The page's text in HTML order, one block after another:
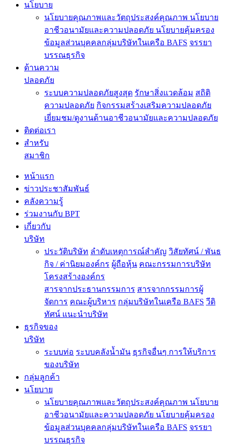
นโยบาย
นโยบายคุณภาพและวัตถุประสงค์คุณภาพ นโยบาย
อาชีวอนามัยและความปลอดภัย นโยบายคุ้มครอง
ข้อมูลส่วนบุคคลกลุ่มบริษัทในเครือ BAFS จรรยา
บรรณธุรกิจ
ด้านความ
ปลอดภัย
ระบบความปลอดภัยสูงสุด รักษาสิ่งแวดล้อม สถิติ
ความปลอดภัย กิจกรรมสร้างเสริมความปลอดภัย
เยี่ยมชม/ดูงานด้านอาชีวอนามัยและความปลอดภัย
ติดต่อเรา
สำหรับ
สมาชิก
หน้าแรก
ข่าวประชาสัมพันธ์
คลังความรู้
ร่วมงานกับ BPT
เกี่ยวกับ
บริษัท
ประวัติบริษัท ลำดับเหตุการณ์สำคัญ วิสัยทัศน์ / พันธ
กิจ / ค่านิยมองค์กร ผู้ถือหุ้น คณะกรรมการบริษัท
โครงสร้างองค์กร
สารจากประธานกรรมการ สารจากกรรมการผู้
จัดการ คณะผู้บริหาร กลุ่มบริษัทในเครือ BAFS วีดิ
ทัศน์ แนะนำบริษัท
ธุรกิจของ
บริษัท
ระบบท่อ ระบบคลังน้ำมัน ธุรกิจอื่นๆ การให้บริการ
ของบริษัท
กลุ่มลูกค้า
นโยบาย
นโยบายคุณภาพและวัตถุประสงค์คุณภาพ นโยบาย
อาชีวอนามัยและความปลอดภัย นโยบายคุ้มครอง
ข้อมูลส่วนบุคคลกลุ่มบริษัทในเครือ BAFS จรรยา
บรรณธุรกิจ